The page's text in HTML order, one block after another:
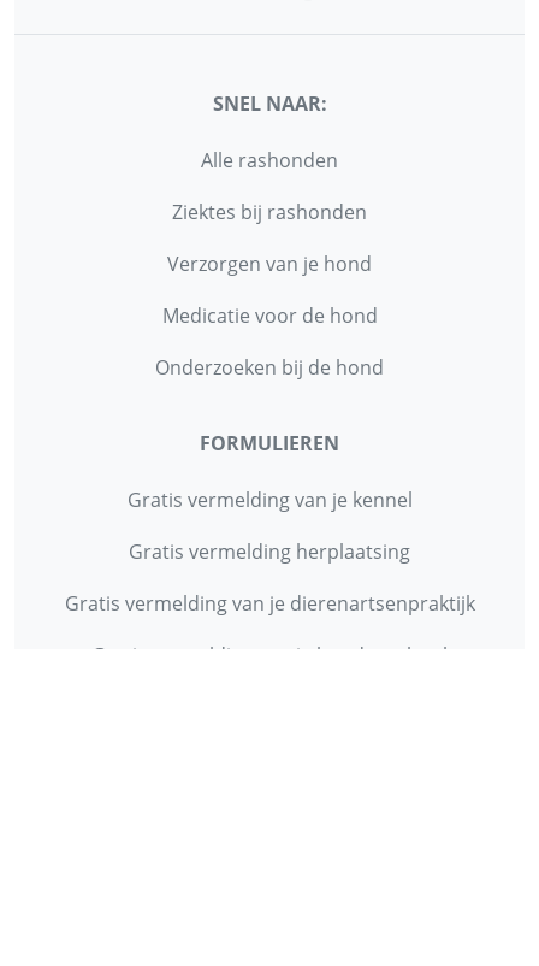
SNEL NAAR:
Alle rashonden
Ziektes bij rashonden
Verzorgen van je hond
Medicatie voor de hond
Onderzoeken bij de hond
FORMULIEREN
Gratis vermelding van je kennel
Gratis vermelding herplaatsing
Gratis vermelding van je dierenartsenpraktijk
Gratis vermelding van je hondenschool